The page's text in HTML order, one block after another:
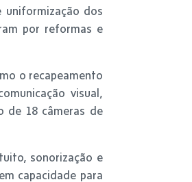
uniformização dos
por reformas e
o recapeamento
visual,
de 18 câmeras de
sonorização e
capacidade para